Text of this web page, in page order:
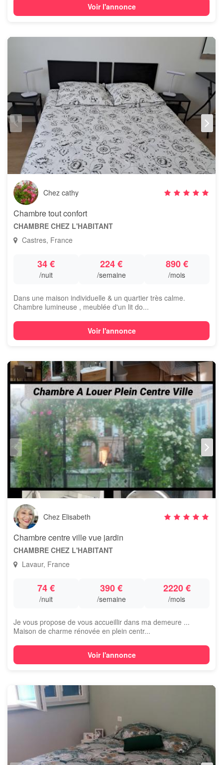
Voir l'annonce
Chez cathy
Chambre tout confort
CHAMBRE CHEZ L'HABITANT
Castres, France
34 €
/nuit
224 €
/semaine
890 €
/mois
Dans une maison individuelle & un quartier très calme.
Chambre lumineuse , meublée d'un lit do...
Voir l'annonce
Chez Elisabeth
Chambre centre ville vue jardin
CHAMBRE CHEZ L'HABITANT
Lavaur, France
74 €
/nuit
390 €
/semaine
2220 €
/mois
Je vous propose de vous accueillir dans ma demeure ...
Maison de charme rénovée en plein centr...
Voir l'annonce